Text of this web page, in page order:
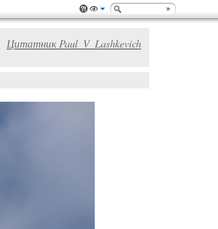
Цитатник Paul_V_Lashkevich